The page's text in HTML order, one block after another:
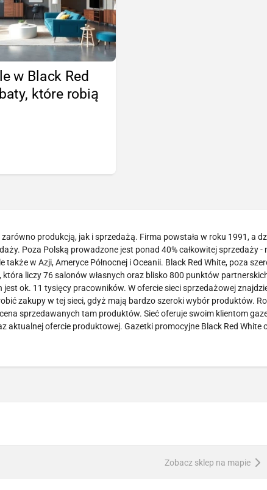
w Black Red
które robią
produkcją, jak i sprzedażą. Firma powstała w roku 1991, a
Poza Polską prowadzone jest ponad 40% całkowitej sprzedaży -
w Azji, Ameryce Północnej i Oceanii. Black Red White, poza
liczy 76 salonów własnych oraz blisko 800 punktów
ok. 11 tysięcy pracowników. W ofercie sieci sprzedażowej
zakupy w tej sieci, gdyż mają bardzo szeroki wybór produktów.
sprzedawanych tam produktów. Sieć oferuje swoim klientom
aktualnej ofercie produktowej. Gazetki promocyjne Black Red White
Zobacz sklep na mapie